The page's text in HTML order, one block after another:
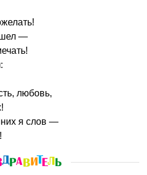
—
любовь,
я слов —